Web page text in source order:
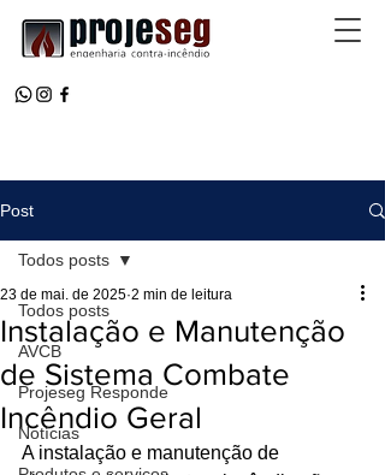
Post
Todos posts
AVCB
Projeseg Responde
Notícias
Todos posts
Instalação e Manutenção
de Sistema Combate
Incêndio Geral
23 de mai. de 2025 2 min de leitura
A instalação e manutenção de